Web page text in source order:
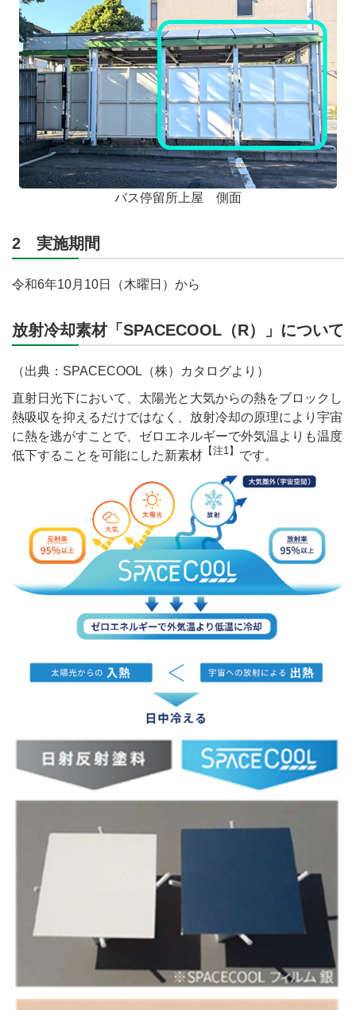
バス停留所上屋 側面
2 実施期間
令和6年10月10日（木曜日）から
放射冷却素材「SPACECOOL（R）」について
（出典：SPACECOOL（株）カタログより）
直射日光下において、太陽光と大気からの熱をブロックし
熱吸収を抑えるだけではなく、放射冷却の原理により宇宙
に熱を逃がすことで、ゼロエネルギーで外気温よりも温度
低下することを可能にした新素材 【注1】 です。